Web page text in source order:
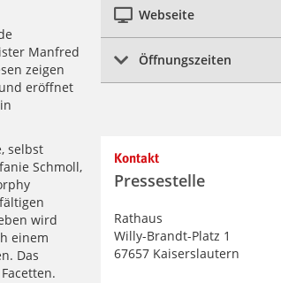
Manfred
zeigen
eröffnet
selbst
Schmoll,
wird
einem
Das
Webseite
Öffnungszeiten
Kontakt
Pressestelle
Rathaus
Willy-Brandt-Platz 1
67657 Kaiserslautern